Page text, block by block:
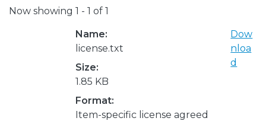
Now showing 1 - 1 of 1
Name:
license.txt
Size:
1.85 KB
Format:
Item-specific license agreed
Dow
nloa
d